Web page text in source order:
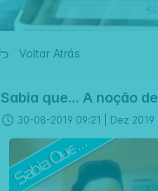
Voltar Atrás
Sabia que… A noção
30-08-2019 09:21 | Dez 2019